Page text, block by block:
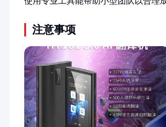
注意事项